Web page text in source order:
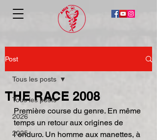
Post
Tous les posts
2026
2025
Tous les posts
THE RACE 2008
Première course du genre. En même
temps un retour aux origines de
l’enduro. Un homme aux manettes, à